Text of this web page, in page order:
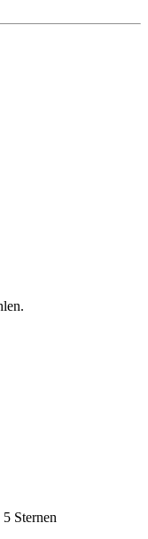
Sternen